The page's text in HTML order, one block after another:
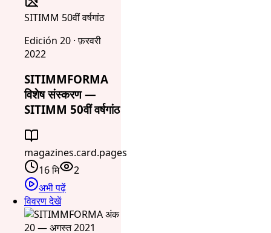
SITIMM 50वीं वर्षगांठ
Edición 20 · फ़रवरी
2022
SITIMMFORMA
विशेष संस्करण —
SITIMM 50वीं वर्षगांठ
magazines.card.pages
16 मि
2
अभी पढ़ें
विवरण देखें